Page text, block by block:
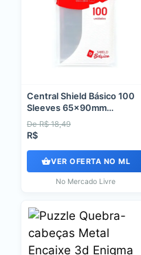
Central Shield Básico 100
Sleeves 65x90mm
Pokémon TCG Magic
De R$ 18,49
R$
VER OFERTA NO ML
No Mercado Livre